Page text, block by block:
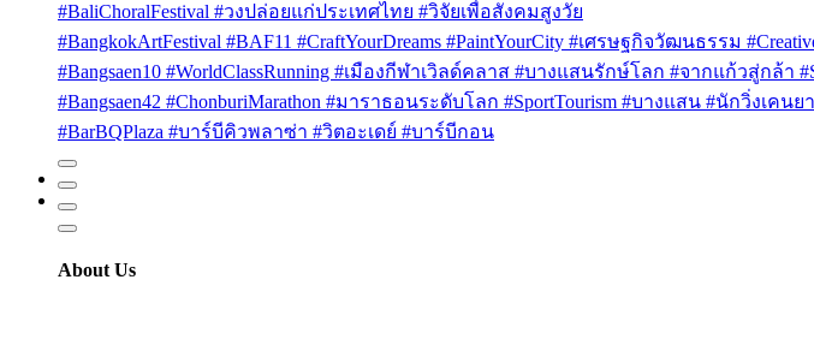
#BaliChoralFestival #วงปล่อยแก่ประเทศไทย #วิจัยเพื่อสังคมสูงวัย
#BangkokArtFestival #BAF11 #CraftYourDreams #PaintYourCity #เศรษฐกิจวัฒนธรรม
#Bangsaen10 #WorldClassRunning #เมืองกีฬาเวิลด์คลาส #บางแสนรักษ์โลก #จากแก้วสู่กล้า
#Bangsaen42 #ChonburiMarathon #มาราธอนระดับโลก #SportTourism #บางแสน #นักวิ่งเ
#BarBQPlaza #บาร์บีคิวพลาซ่า #วิตอะเดย์ #บาร์บีกอน
About Us